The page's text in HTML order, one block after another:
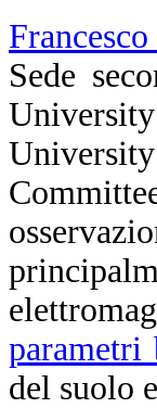
Sede
parametri
del suolo